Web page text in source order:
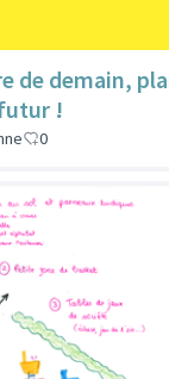
de demain,
!
0